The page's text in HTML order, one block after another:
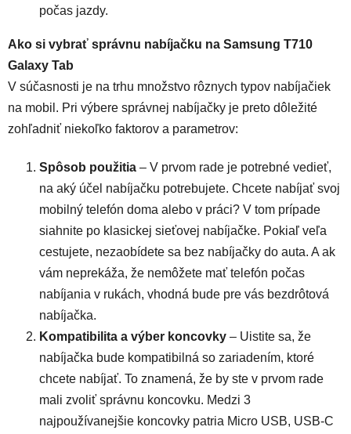
počas jazdy.
Ako si vybrať správnu nabíjačku na Samsung T710
Galaxy Tab
V súčasnosti je na trhu množstvo rôznych typov nabíjačiek
na mobil. Pri výbere správnej nabíjačky je preto dôležité
zohľadniť niekoľko faktorov a parametrov:
Spôsob použitia – V prvom rade je potrebné vedieť,
na aký účel nabíjačku potrebujete. Chcete nabíjať svoj
mobilný telefón doma alebo v práci? V tom prípade
siahnite po klasickej sieťovej nabíjačke. Pokiaľ veľa
cestujete, nezaobídete sa bez nabíjačky do auta. A ak
vám neprekáža, že nemôžete mať telefón počas
nabíjania v rukách, vhodná bude pre vás bezdrôtová
nabíjačka.
Kompatibilita a výber koncovky – Uistite sa, že
nabíjačka bude kompatibilná so zariadením, ktoré
chcete nabíjať. To znamená, že by ste v prvom rade
mali zvoliť správnu koncovku. Medzi 3
najpoužívanejšie koncovky patria Micro USB, USB-C